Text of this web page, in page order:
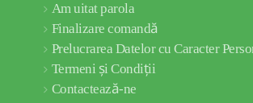
Am uitat parola
Finalizare comandă
Prelucrarea Datelor cu Caracter
Termeni și Condiții
Contactează-ne